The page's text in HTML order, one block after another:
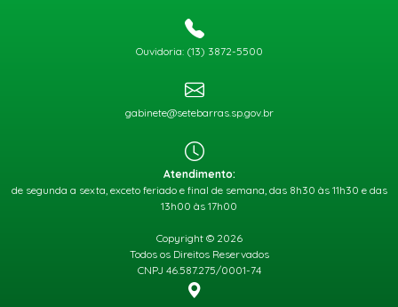
Ouvidoria: (13) 3872-5500
gabinete@setebarras.sp.gov.br
Atendimento:
de segunda a sexta, exceto feriado e final de semana, das 8h30 às 11h30 e das
13h00 às 17h00
Copyright © 2026
Todos os Direitos Reservados
CNPJ 46.587.275/0001-74